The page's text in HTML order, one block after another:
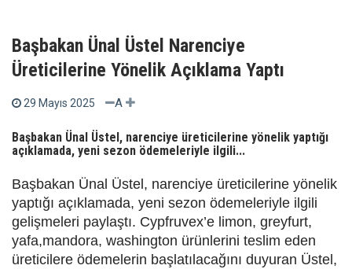
Başbakan Ünal Üstel Narenciye
Üreticilerine Yönelik Açıklama Yaptı
29 Mayıs 2025 A
Başbakan Ünal Üstel, narenciye üreticilerine yönelik yaptığı
açıklamada, yeni sezon ödemeleriyle ilgili...
Başbakan Ünal Üstel, narenciye üreticilerine yönelik
yaptığı açıklamada, yeni sezon ödemeleriyle ilgili
gelişmeleri paylaştı. Cypfruvex’e limon, greyfurt,
yafa,mandora, washington ürünlerini teslim eden
üreticilere ödemelerin başlatılacağını duyuran Üstel,